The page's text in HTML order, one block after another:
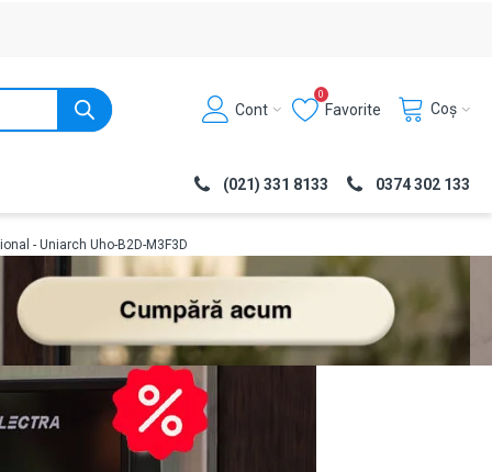
Cont
0
Favorite Coș
(021) 331 8133 0374 302 133
- Uniarch Uho-B2D-M3F3D